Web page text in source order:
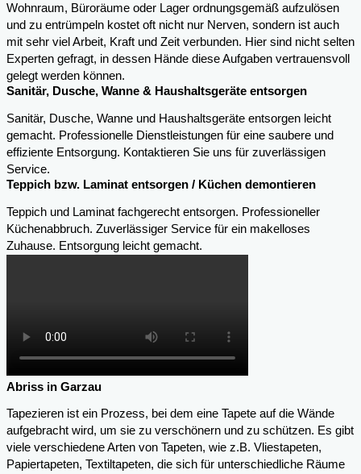
Wohnraum, Büroräume oder Lager ordnungsgemäß aufzulösen
und zu entrümpeln kostet oft nicht nur Nerven, sondern ist auch
mit sehr viel Arbeit, Kraft und Zeit verbunden. Hier sind nicht selten
Experten gefragt, in dessen Hände diese Aufgaben vertrauensvoll
gelegt werden können.
Sanitär, Dusche, Wanne & Haushaltsgeräte entsorgen
Sanitär, Dusche, Wanne und Haushaltsgeräte entsorgen leicht
gemacht. Professionelle Dienstleistungen für eine saubere und
effiziente Entsorgung. Kontaktieren Sie uns für zuverlässigen
Service.
Teppich bzw. Laminat entsorgen / Küchen demontieren
Teppich und Laminat fachgerecht entsorgen. Professioneller
Küchenabbruch. Zuverlässiger Service für ein makelloses
Zuhause. Entsorgung leicht gemacht.
Abriss in Garzau
Tapezieren ist ein Prozess, bei dem eine Tapete auf die Wände
aufgebracht wird, um sie zu verschönern und zu schützen. Es gibt
viele verschiedene Arten von Tapeten, wie z.B. Vliestapeten,
Papiertapeten, Textiltapeten, die sich für unterschiedliche Räume